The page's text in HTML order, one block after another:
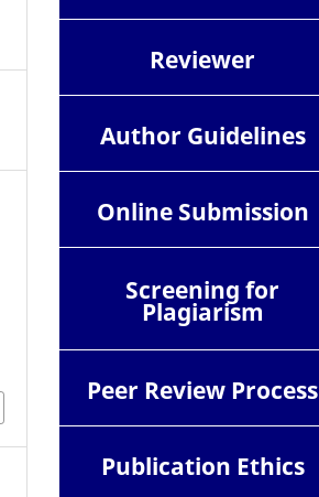
Reviewer
Author Guidelines
Online Submission
Screening for
Plagiarism
Peer Review Process
Publication Ethics